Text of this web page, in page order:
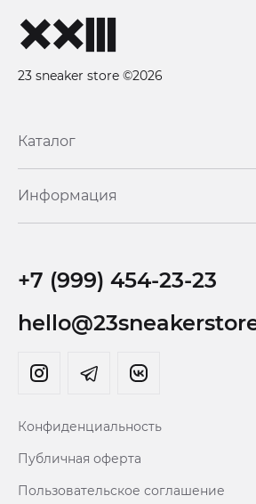
23 sneaker store ©2026
Каталог
Информация
+7 (999) 454-23-23
Конфиденциальность
Публичная оферта
Пользовательское соглашение